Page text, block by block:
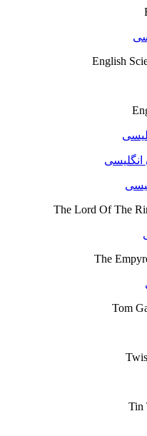
English
The Lord Of The
The
Tom
Tin